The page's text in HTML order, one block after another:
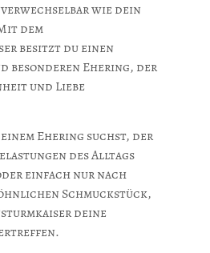
wie dein
dem
besitzt du einen
besonderen Ehering, der
und Liebe
Ehering suchst, der
des Alltags
einfach nur nach
Schmuckstück,
deine